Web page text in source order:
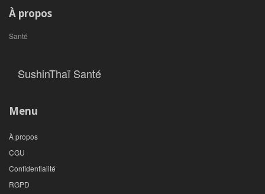
À propos
Santé
SushinThaï Santé
Menu
À propos
CGU
Confidentialité
RGPD